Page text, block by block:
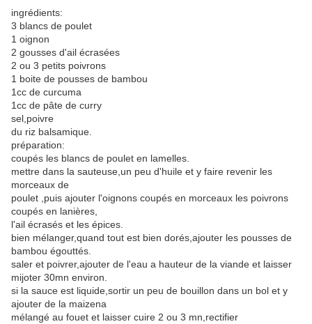
ingrédients:
3 blancs de poulet
1 oignon
2 gousses d'ail écrasées
2 ou 3 petits poivrons
1 boite de pousses de bambou
1cc de curcuma
1cc de pâte de curry
sel,poivre
du riz balsamique.
préparation:
coupés les blancs de poulet en lamelles.
mettre dans la sauteuse,un peu d'huile et y faire revenir les
morceaux de
poulet ,puis ajouter l'oignons coupés en morceaux les poivrons
coupés en lanières,
l'ail écrasés et les épices.
bien mélanger,quand tout est bien dorés,ajouter les pousses de
bambou égouttés.
saler et poivrer,ajouter de l'eau a hauteur de la viande et laisser
mijoter 30mn environ.
si la sauce est liquide,sortir un peu de bouillon dans un bol et y
ajouter de la maizena
mélangé au fouet et laisser cuire 2 ou 3 mn,rectifier